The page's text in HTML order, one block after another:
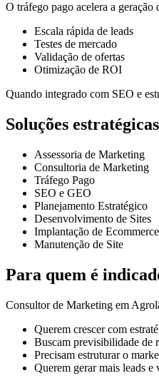
O tráfego pago acelera a
Escala rápida de leads
Testes de mercado
Validação de ofertas
Otimização de ROI
Quando integrado com SEO e
Soluções
Assessoria de Marketing
Consultoria de Marketing
Tráfego Pago
SEO e GEO
Planejamento Estratégico
Desenvolvimento de Sites
Implantação de Ecommerce
Manutenção de Site
Para quem é
Consultor de Marketing em
Querem crescer com
Buscam previsibilidade de
Precisam estruturar o
Querem gerar mais leads e